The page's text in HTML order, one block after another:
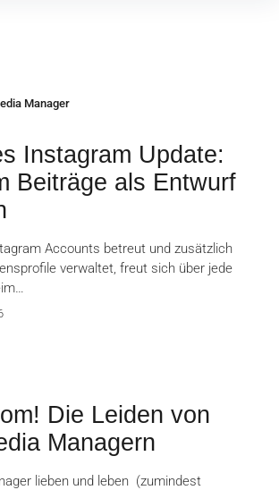
Manager
Instagram Update:
Beiträge als Entwurf
Accounts betreut und zusätzlich
verwaltet, freut sich über jede
Die Leiden von
Managern
lieben und leben (zumindest